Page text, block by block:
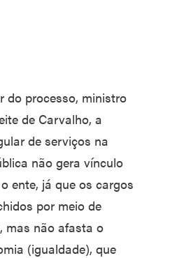
do processo, ministro
de Carvalho, a
de serviços na
não gera vínculo
ente, já que os cargos
por meio de
mas não afasta o
(igualdade), que